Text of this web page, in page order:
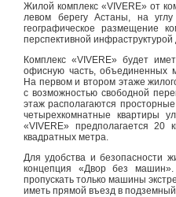
Жилой комплекс «VIVERE» от
левом берегу Астаны, на
географическое размещение
перспективной
Комплекс «VIVERE» будет
офисную часть, объединенных
На первом и втором этаже
с возможностью свободной
этаж располагаются
четырехкомнатные квартиры
«VIVERE» предполагается
квадратных метра.
Для удобства и безопасности
концепция «Двор без
пропускать только машины
иметь прямой въезд в